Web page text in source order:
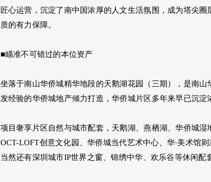
匠心运营，沉淀了南中国浓厚的人文生活氛围，成为塔尖
质的有力保障。
■瞄准不可错过的本位资产
坐落于南山华侨城精华地段的天鹅湖花园（三期），是南
发经验的华侨城地产倾力打造，华侨城片区多年来早已沉淀
项目奢享片区自然与城市配套，天鹅湖、燕栖湖、华侨城
OCT-LOFT创意文化园、华侨城当代艺术中心、华·美术馆
当然还有深圳城市IP世界之窗、锦绣中华、欢乐谷等休闲配